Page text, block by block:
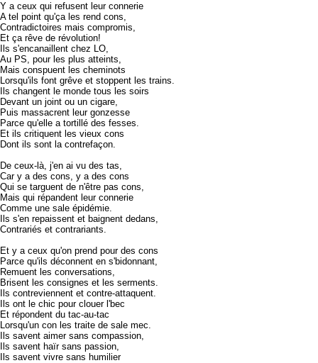
Y a ceux qui refusent leur connerie
A tel point qu'ça les rend cons,
Contradictoires mais compromis,
Et ça rêve de révolution!
Ils s'encanaillent chez LO,
Au PS, pour les plus atteints,
Mais conspuent les cheminots
Lorsqu'ils font grêve et stoppent les trains.
Ils changent le monde tous les soirs
Devant un joint ou un cigare,
Puis massacrent leur gonzesse
Parce qu'elle a tortillé des fesses.
Et ils critiquent les vieux cons
Dont ils sont la contrefaçon.
De ceux-là, j'en ai vu des tas,
Car y a des cons, y a des cons
Qui se targuent de n'être pas cons,
Mais qui répandent leur connerie
Comme une sale épidémie.
Ils s'en repaissent et baignent dedans,
Contrariés et contrariants.
Et y a ceux qu'on prend pour des cons
Parce qu'ils déconnent en s'bidonnant,
Remuent les conversations,
Brisent les consignes et les serments.
Ils contreviennent et contre-attaquent.
Ils ont le chic pour clouer l'bec
Et répondent du tac-au-tac
Lorsqu'un con les traite de sale mec.
Ils savent aimer sans compassion,
Ils savent haïr sans passion,
Ils savent vivre sans humilier